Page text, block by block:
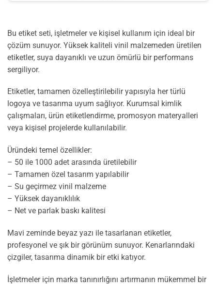
Bu etiket seti, işletmeler ve kişisel kullanım için ideal bir
çözüm sunuyor. Yüksek kaliteli vinil malzemeden üretilen
etiketler, suya dayanıklı ve uzun ömürlü bir performans
sergiliyor.
Etiketler, tamamen özelleştirilebilir yapısıyla her türlü
logoya ve tasarıma uyum sağlıyor. Kurumsal kimlik
çalışmaları, ürün etiketlendirme, promosyon materyalleri
veya kişisel projelerde kullanılabilir.
Üründeki temel özellikler:
– 50 ile 1000 adet arasında üretilebilir
– Tamamen özel tasarım yapılabilir
– Su geçirmez vinil malzeme
– Yüksek dayanıklılık
– Net ve parlak baskı kalitesi
Mavi zeminde beyaz yazı ile tasarlanan etiketler,
profesyonel ve şık bir görünüm sunuyor. Kenarlarındaki
çizgiler, tasarıma dinamik bir etki katıyor.
İşletmeler için marka tanınırlığını artırmanın mükemmel bir